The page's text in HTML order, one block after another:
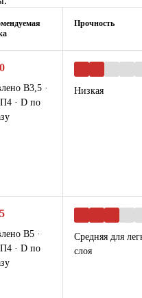
Прочность
В3,5 ·
· D по
Низкая
В5 ·
· D по
Средняя для
слоя